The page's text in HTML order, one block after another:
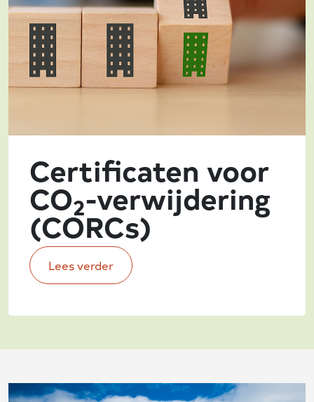
Certificaten voor
CO2-verwijdering
(CORCs)
Lees verder